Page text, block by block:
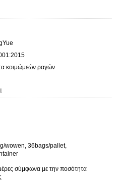
κοιμώμεών ραγών
wowen, 36bags/pallet,
σύμφωνα με την ποσότητα